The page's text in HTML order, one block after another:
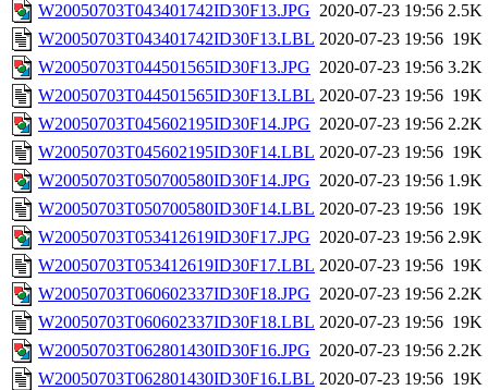
W20050703T043401742ID30F13.JPG 2020-07-23 19:56 2.5K
W20050703T043401742ID30F13.LBL 2020-07-23 19:56 19K
W20050703T044501565ID30F13.JPG 2020-07-23 19:56 3.2K
W20050703T044501565ID30F13.LBL 2020-07-23 19:56 19K
W20050703T045602195ID30F14.JPG 2020-07-23 19:56 2.2K
W20050703T045602195ID30F14.LBL 2020-07-23 19:56 19K
W20050703T050700580ID30F14.JPG 2020-07-23 19:56 1.9K
W20050703T050700580ID30F14.LBL 2020-07-23 19:56 19K
W20050703T053412619ID30F17.JPG 2020-07-23 19:56 2.9K
W20050703T053412619ID30F17.LBL 2020-07-23 19:56 19K
W20050703T060602337ID30F18.JPG 2020-07-23 19:56 2.2K
W20050703T060602337ID30F18.LBL 2020-07-23 19:56 19K
W20050703T062801430ID30F16.JPG 2020-07-23 19:56 2.2K
W20050703T062801430ID30F16.LBL 2020-07-23 19:56 19K